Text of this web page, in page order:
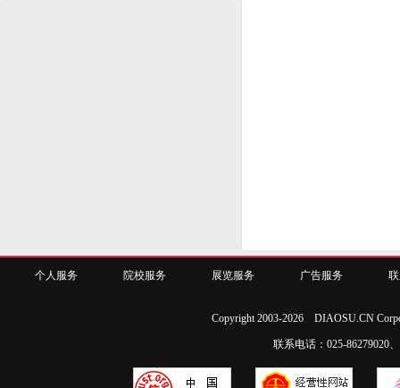
个人服务 院校服务 展览服务 广告服务
Copyright 2003-2026 DIAOSU.CN
联系电话：025-86279020